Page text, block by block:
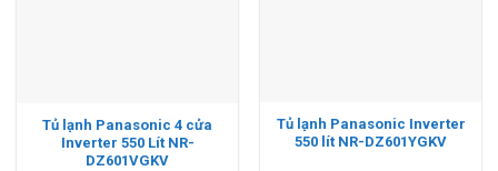
Tủ lạnh Panasonic 4 cửa
Inverter 550 Lít NR-
DZ601VGKV
Tủ lạnh Panasonic Inverter
550 lít NR-DZ601YGKV